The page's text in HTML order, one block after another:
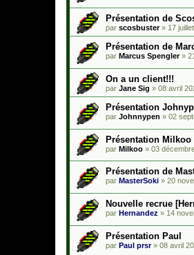
Présentation de
par scosbuster» 17
Présentation de
par Marcus Spengler»
On a un client!!!
par Jane Sig » 08 avril
Présentation
par Johnnypen » 02
Présentation Milkoo
par Milkoo » 03
Présentation de
par MasterSoki » 20
Nouvelle recrue
par Hernandez » 14
Présentation Paul
par Paul prsr» 08 avril